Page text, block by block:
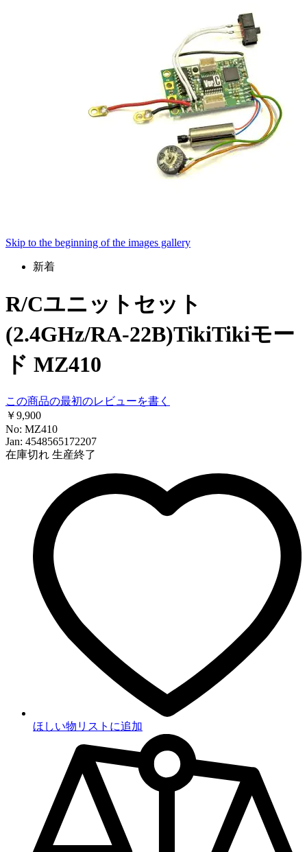
Skip to the beginning of the images gallery
新着
R/Cユニットセット
(2.4GHz/RA-22B)TikiTikiモー
ド MZ410
この商品の最初のレビューを書く
￥9,900
No: MZ410
Jan: 4548565172207
在庫切れ 生産終了
ほしい物リストに追加